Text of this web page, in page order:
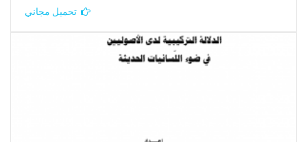
تحميل مجاني